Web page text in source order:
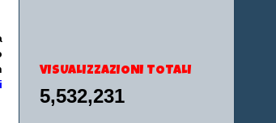
VISUALIZZAZIONI TOTALI
5,532,231